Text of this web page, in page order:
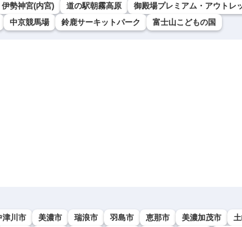
伊勢神宮(内宮) 道の駅朝霧高原
御殿場プレミアム・アウトレ
中京競馬場 鈴鹿サーキットパーク 富士山こどもの国
津川市 美濃市 瑞浪市 羽島市 恵那市 美濃加茂市